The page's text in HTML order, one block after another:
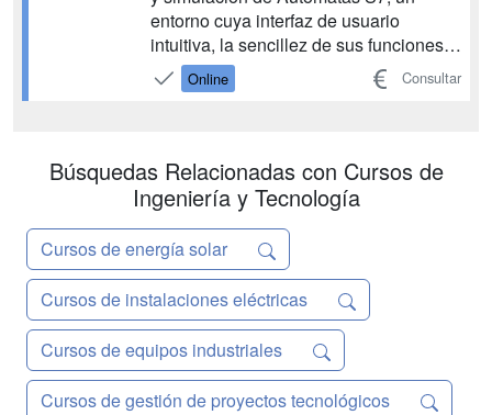
entorno cuya interfaz de usuario
intuitiva, la sencillez de sus funciones y
transparencia de datos lo hace muy
fácil de utilizar. Con este nuevo
operación de máquinas y planif...
Online Consultar
Búsquedas Relacionadas con Cursos de
Ingeniería y Tecnología
Cursos de energía solar
Cursos de instalaciones eléctricas
Cursos de equipos industriales
Cursos de gestión de proyectos tecnológicos